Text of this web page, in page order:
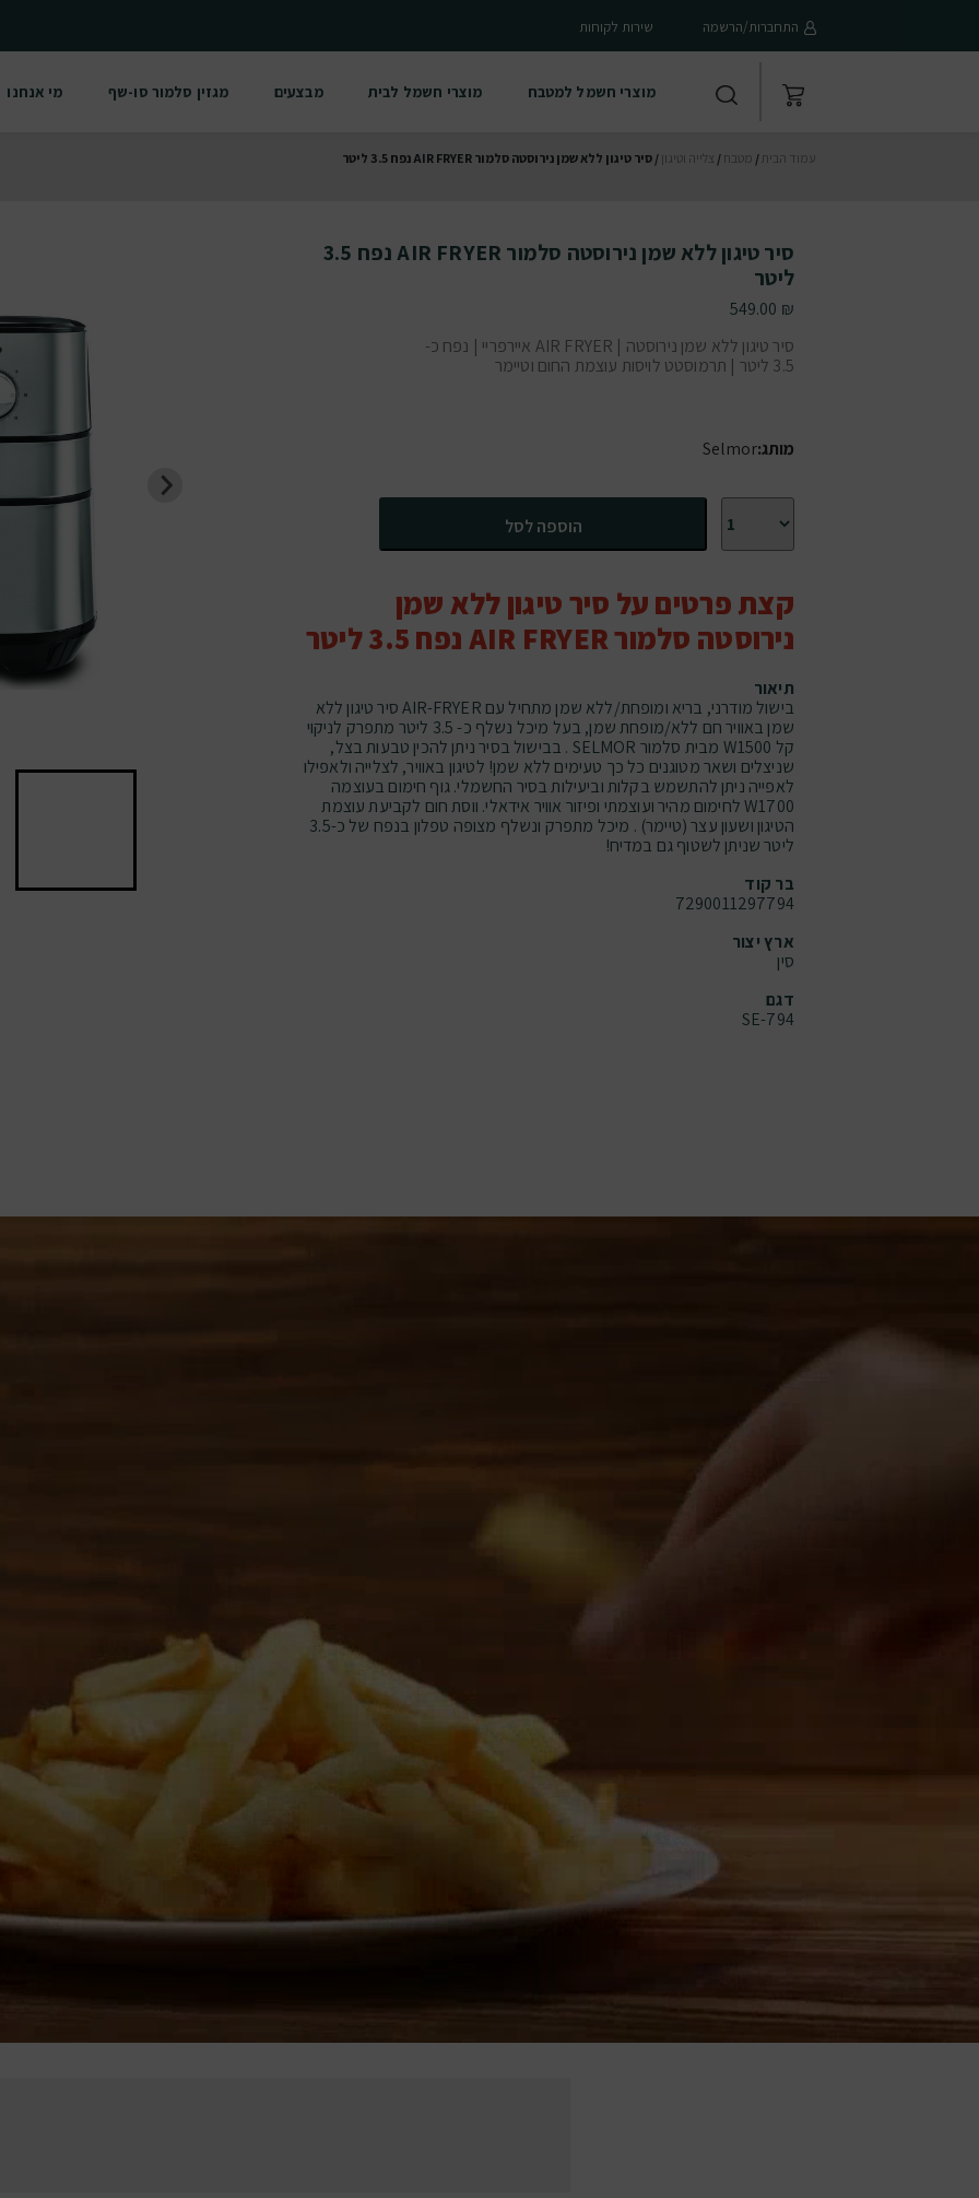
התחברות/הרשמה שירות לקוחות
מוצרי חשמל למטבח מוצרי חשמל לבית מבצעים מגזין סלמור סו-שף מי אנחנו
עמוד הבית / מטבח / צלייה וטיגון / סיר טיגון ללא שמן נירוסטה סלמור AIR FRYER נפח 3.5 ליטר
סיר טיגון ללא שמן נירוסטה סלמור AIR FRYER נפח 3.5
ליטר
549.00 ₪
סיר טיגון ללא שמן נירוסטה | AIR FRYER איירפריי | נפח כ-
3.5 ליטר | תרמוסטט לויסות עוצמת החום וטיימר
מותג:Selmor
הוספה לסל
קצת פרטים על סיר טיגון ללא שמן
נירוסטה סלמור AIR FRYER נפח 3.5 ליטר
תיאור
בישול מודרני, בריא ומופחת/ללא שמן מתחיל עם AIR-FRYER סיר טיגון ללא
שמן באוויר חם ללא/מופחת שמן, בעל מיכל נשלף כ- 3.5 ליטר מתפרק לניקוי
קל W1500 מבית סלמור SELMOR . בבישול בסיר ניתן להכין טבעות בצל,
שניצלים ושאר מטוגנים כל כך טעימים ללא שמן! לטיגון באוויר, לצלייה ולאפילו
לאפייה ניתן להתשמש בקלות וביעילות בסיר החשמלי. גוף חימום בעוצמה
W1700 לחימום מהיר ועוצמתי ופיזור אוויר אידאלי. ווסת חום לקביעת עוצמת
הטיגון ושעון עצר (טיימר) . מיכל מתפרק ונשלף מצופה טפלון בנפח של כ-3.5
ליטר שניתן לשטוף גם במדיח!
בר קוד
7290011297794
ארץ יצור
סין
דגם
SE-794